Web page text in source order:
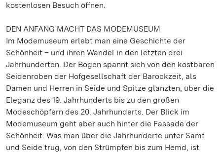
kostenlosen Besuch öffnen.
DEN ANFANG MACHT DAS MODEMUSEUM
Im Modemuseum erlebt man eine Geschichte der
Schönheit – und ihren Wandel in den letzten drei
Jahrhunderten. Der Bogen spannt sich von den kostbaren
Seidenroben der Hofgesellschaft der Barockzeit, als
Damen und Herren in Seide und Spitze glänzten, über die
Eleganz des 19. Jahrhunderts bis zu den großen
Modeschöpfern des 20. Jahrhunderts. Der Blick im
Modemuseum geht aber auch hinter die Fassade der
Schönheit: Was man über die Jahrhunderte unter Samt
und Seide trug, von den Strümpfen bis zum Hemd, ist